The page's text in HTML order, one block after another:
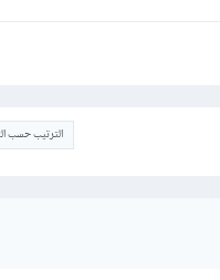
الترتيب حسب